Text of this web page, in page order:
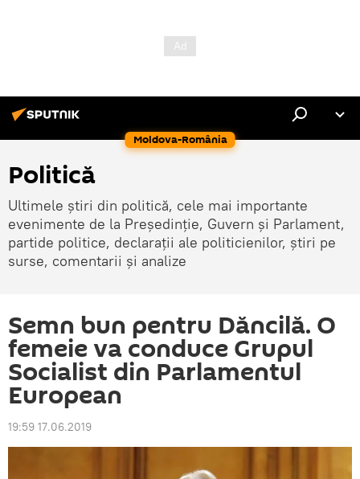
Moldova-România
Politică
Ultimele știri din politică, cele mai importante
evenimente de la Președinție, Guvern și Parlament,
partide politice, declarații ale politicienilor, știri pe
surse, comentarii și analize
Semn bun pentru Dăncilă. O
femeie va conduce Grupul
Socialist din Parlamentul
European
19:59 17.06.2019